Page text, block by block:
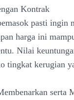
Kontrak
pasti ingin
harga ini
Nilai
tingkat kerugian
serta